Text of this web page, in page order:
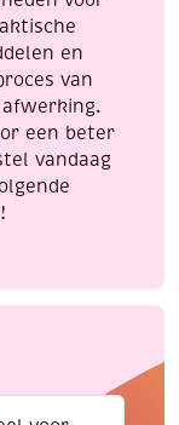
en
van
een beter
vandaag